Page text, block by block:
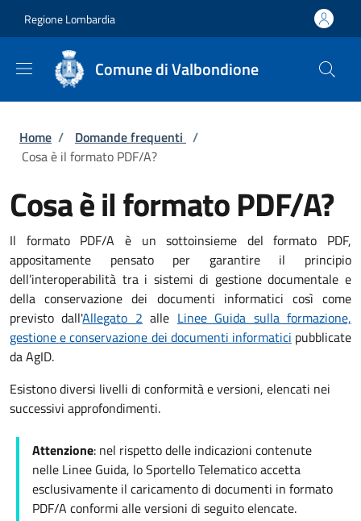
Regione Lombardia
Comune di Valbondione
Briciole di pane
Home / Domande frequenti /
Cosa è il formato PDF/A?
Cosa è il formato PDF/A?
Il formato PDF/A è un sottoinsieme del formato PDF,
appositamente pensato per garantire il principio
dell’interoperabilità tra i sistemi di gestione documentale e
della conservazione dei documenti informatici così come
previsto dall'Allegato 2 alle Linee Guida sulla formazione,
gestione e conservazione dei documenti informatici pubblicate
da AgID.
Esistono diversi livelli di conformità e versioni, elencati nei
successivi approfondimenti.
Attenzione: nel rispetto delle indicazioni contenute
nelle Linee Guida, lo Sportello Telematico accetta
esclusivamente il caricamento di documenti in formato
PDF/A conformi alle versioni di seguito elencate.